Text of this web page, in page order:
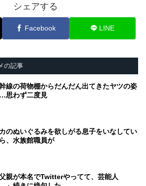
シェアする
Facebook LINE
の記事
線の荷物棚からだんだん出てきたヤツの姿
思わず二度見
のぬいぐるみを欲しがる息子をいなしてい
、水族館職員が
父親が本名でTwitterやってて、芸能人